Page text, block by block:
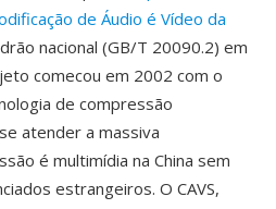
de Áudio é Vídeo da
nacional (GB/T 20090.2) em
comecou em 2002 com o
de compressão
atender a massiva
é multimídia na China sem
estrangeiros. O CAVS,